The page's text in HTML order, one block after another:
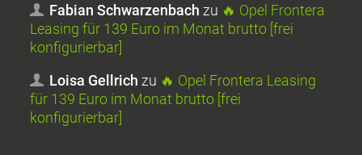
Fabian Schwarzenbach zu 🔥 Opel Frontera
Leasing für 139 Euro im Monat brutto [frei
konfigurierbar]
Loisa Gellrich zu 🔥 Opel Frontera Leasing
für 139 Euro im Monat brutto [frei
konfigurierbar]